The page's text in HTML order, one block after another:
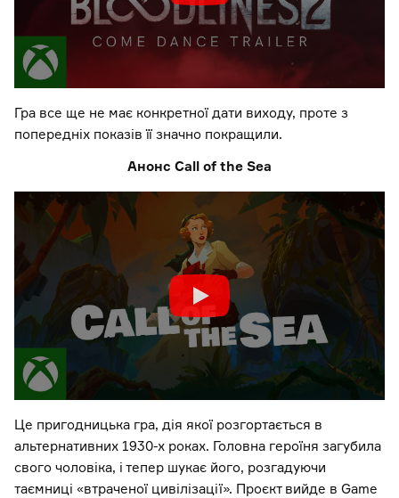
Гра все ще не має конкретної дати виходу, проте з
попередніх показів її значно покращили.
Анонс Call of the Sea
Це пригодницька гра, дія якої розгортається в
альтернативних 1930-х роках. Головна героїня загубила
свого чоловіка, і тепер шукає його, розгадуючи
таємниці «втраченої цивілізації». Проєкт вийде в Game